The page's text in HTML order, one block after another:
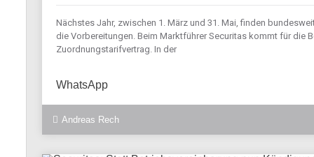
Nächstes Jahr, zwischen 1. März und 31. Mai, finden
die Vorbereitungen. Beim Marktführer Securitas kommt für die
Zuordnungstarifvertrag. In der
WhatsApp
Andreas Rech